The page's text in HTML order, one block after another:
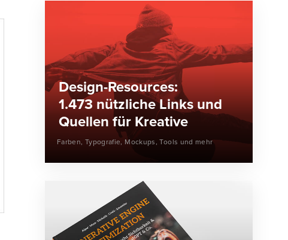
Design-Resources:
1.473 nützliche Links und
Quellen für Kreative
Farben, Typografie, Mockups, Tools und mehr